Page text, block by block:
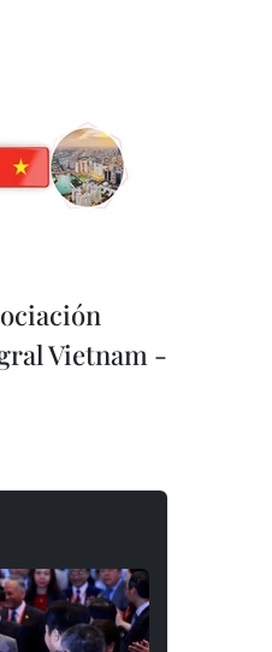
Vietnam -